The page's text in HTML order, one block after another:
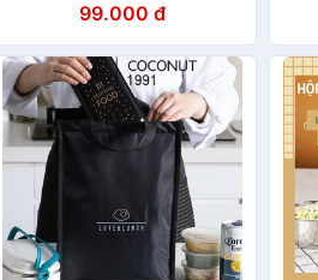
Quai Đeo Ngăn Phụ Trong
Ngoài Tặng Túi Muỗng Nĩa
(Lunch Bags, Box)
99.000 đ